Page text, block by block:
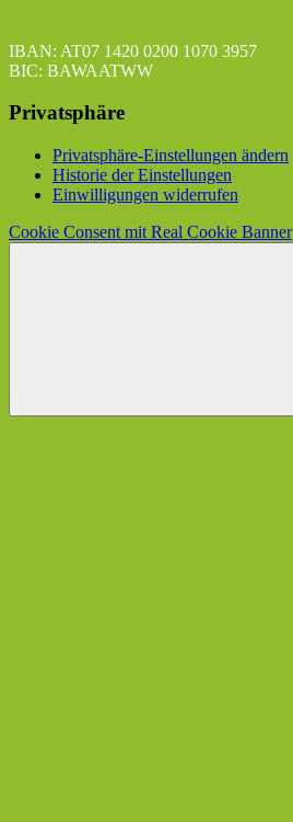
IBAN: AT07 1420 0200 1070 3957
BIC: BAWAATWW
Privatsphäre
Privatsphäre-Einstellungen ändern
Historie der Einstellungen
Einwilligungen widerrufen
Cookie Consent mit Real Cookie Banner